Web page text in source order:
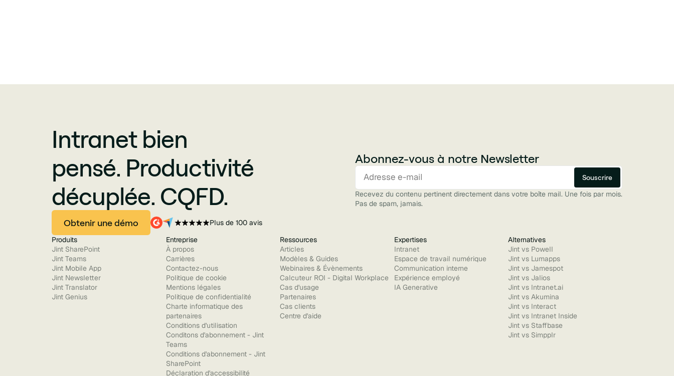
Intranet bien
pensé. Productivité
décuplée. CQFD.
Obtenir une démo Plus de 100 avis
Abonnez-vous à notre Newsletter
Recevez du contenu pertinent directement dans votre boîte mail. Une fois par mois.
Pas de spam, jamais.
Produits
Jint SharePoint
Jint Teams
Jint Mobile App
Jint Newsletter
Jint Translator
Jint Genius
Entreprise
À propos
Carrières
Contactez-nous
Politique de cookie
Mentions légales
Politique de confidentialité
Charte informatique des
partenaires
Conditions d'utilisation
Conditons d'abonnement - Jint
Teams
Conditions d'abonnement - Jint
SharePoint
Déclaration d'accessibilité
Ressources
Articles
Modèles & Guides
Webinaires & Évènements
Calcuteur ROI - Digital Workplace
Cas d'usage
Partenaires
Cas clients
Centre d'aide
Expertises
Intranet
Espace de travail numérique
Communication interne
Expérience employé
IA Generative
Alternatives
Jint vs Powell
Jint vs Lumapps
Jint vs Jamespot
Jint vs Jalios
Jint vs Intranet.ai
Jint vs Akumina
Jint vs Interact
Jint vs Intranet Inside
Jint vs Staffbase
Jint vs Simpplr